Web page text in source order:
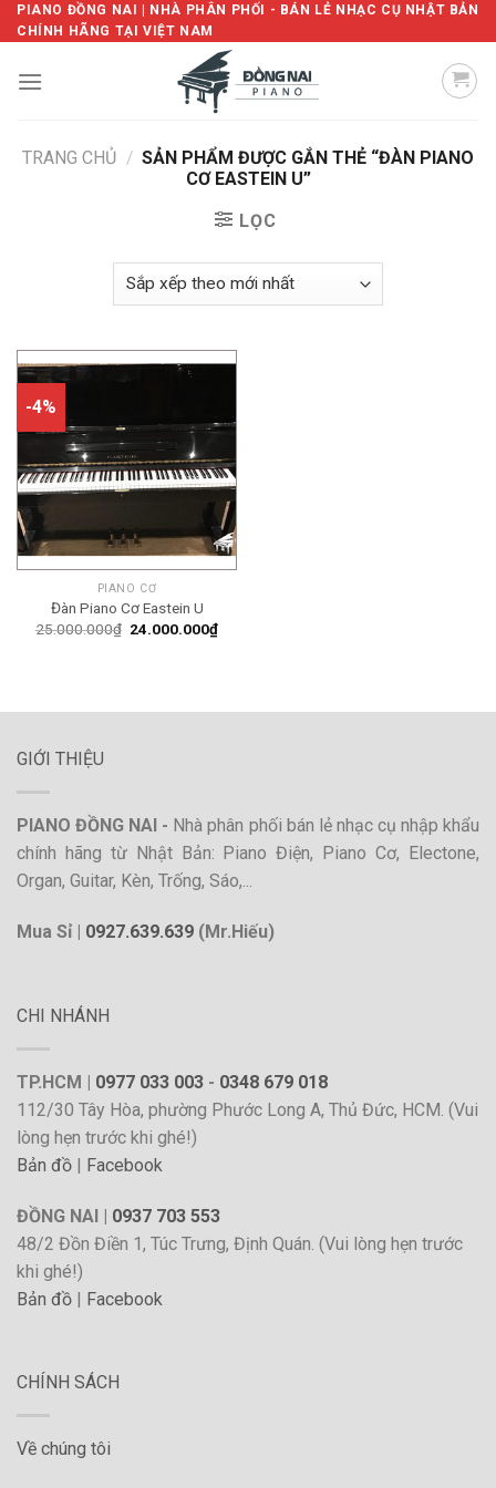
Skip
to
PIANO ĐỒNG NAI | NHÀ PHÂN PHỐI - BÁN LẺ NHẠC CỤ NHẬT BẢN
CHÍNH HÃNG TẠI VIỆT NAM
TRANG CHỦ / SẢN PHẨM ĐƯỢC GẮN THẺ “ĐÀN PIANO
CƠ EASTEIN U”
LỌC
-4%
PIANO CƠ
Đàn Piano Cơ Eastein U
25.000.000₫ Giá
24.000.000₫Giá
GIỚI THIỆU
PIANO ĐỒNG NAI - Nhà phân phối bán lẻ nhạc cụ nhập khẩu
chính hãng từ Nhật Bản: Piano Điện, Piano Cơ, Electone,
Organ, Guitar, Kèn, Trống, Sáo,...
Mua Sỉ | 0927.639.639 (Mr.Hiếu)
CHI NHÁNH
TP.HCM | 0977 033 003 - 0348 679 018
112/30 Tây Hòa, phường Phước Long A, Thủ Đức, HCM. (Vui
lòng hẹn trước khi ghé!)
Bản đồ | Facebook
ĐỒNG NAI | 0937 703 553
48/2 Đồn Điền 1, Túc Trưng, Định Quán. (Vui lòng hẹn trước
khi ghé!)
Bản đồ | Facebook
CHÍNH SÁCH
Về chúng tôi